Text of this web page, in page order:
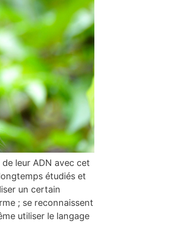
leur ADN avec cet
étudiés et
un certain
; se reconnaissent
utiliser le langage